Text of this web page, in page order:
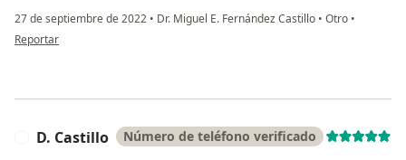
27 de septiembre de 2022 • Dr. Miguel E. Fernández Castillo • Otro •
en opinión del usuario Gabriela FL
Reportar
D. Castillo Número de teléfono verificado